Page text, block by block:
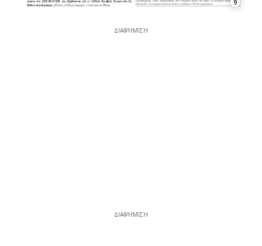
9
ΔΙΑΦΉΜΙΣΗ
ΔΙΑΦΉΜΙΣΗ